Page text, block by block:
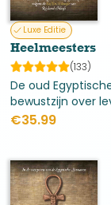
Luxe Editie
Heelmeesters
(133)
De oud
bewustzijn over
holistische visie
€35.99